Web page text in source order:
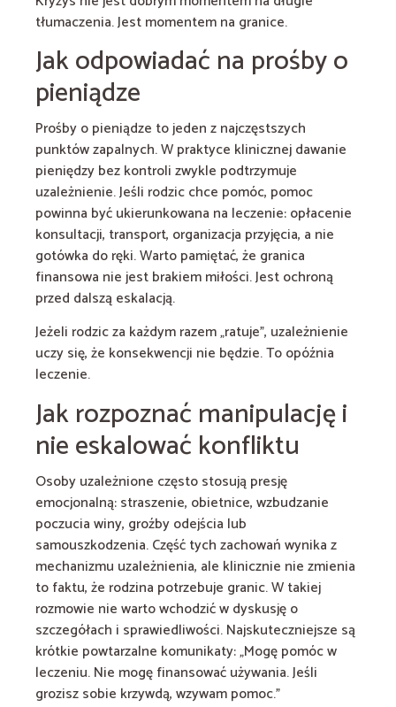
tłumaczenia. Jest momentem na granice.
Jak odpowiadać na prośby o
pieniądze
Prośby o pieniądze to jeden z najczęstszych
punktów zapalnych. W praktyce klinicznej dawanie
pieniędzy bez kontroli zwykle podtrzymuje
uzależnienie. Jeśli rodzic chce pomóc, pomoc
powinna być ukierunkowana na leczenie: opłacenie
konsultacji, transport, organizacja przyjęcia, a nie
gotówka do ręki. Warto pamiętać, że granica
finansowa nie jest brakiem miłości. Jest ochroną
przed dalszą eskalacją.
Jeżeli rodzic za każdym razem „ratuje”, uzależnienie
uczy się, że konsekwencji nie będzie. To opóźnia
leczenie.
Jak rozpoznać manipulację i
nie eskalować konfliktu
Osoby uzależnione często stosują presję
emocjonalną: straszenie, obietnice, wzbudzanie
poczucia winy, groźby odejścia lub
samouszkodzenia. Część tych zachowań wynika z
mechanizmu uzależnienia, ale klinicznie nie zmienia
to faktu, że rodzina potrzebuje granic. W takiej
rozmowie nie warto wchodzić w dyskusję o
szczegółach i sprawiedliwości. Najskuteczniejsze są
krótkie powtarzalne komunikaty: „Mogę pomóc w
leczeniu. Nie mogę finansować używania. Jeśli
grozisz sobie krzywdą, wzywam pomoc.”